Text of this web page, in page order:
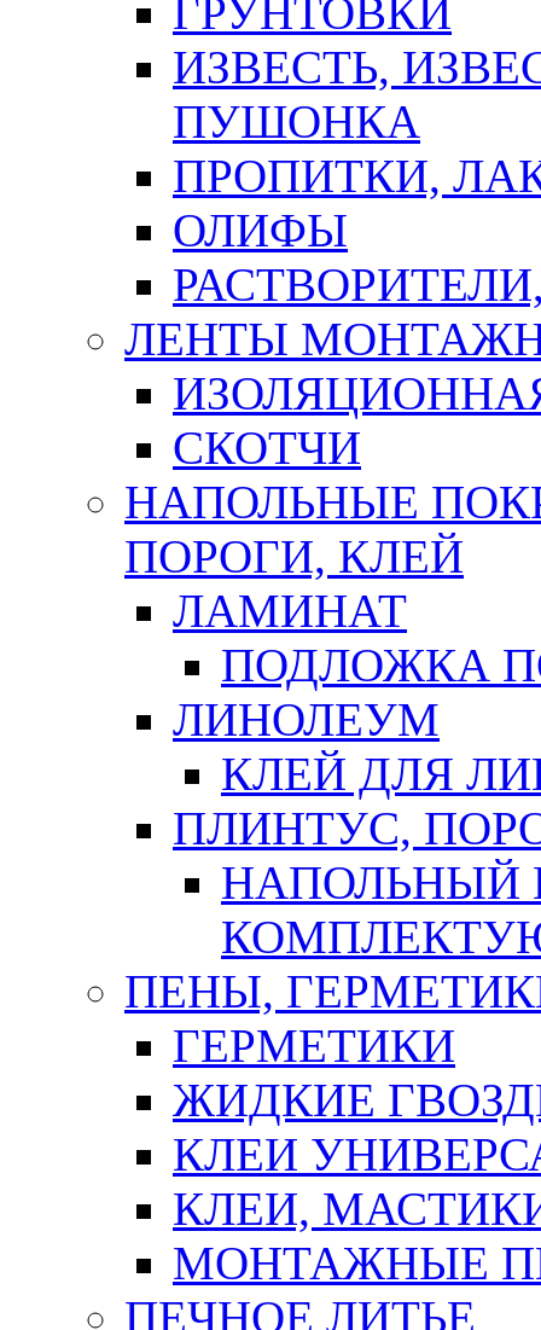
ГРУНТОВКИ
ИЗВЕСТЬ,
ПУШОНКА
ПРОПИТКИ,
ОЛИФЫ
ЛЕНТЫ
СКОТЧИ
НАПОЛЬНЫЕ
ПОРОГИ, КЛЕЙ
ЛАМИНАТ
ПОДЛОЖКА
ЛИНОЛЕУМ
КЛЕЙ ДЛЯ
ПЛИНТУС,
НАПОЛЬНЫЙ
ПЕНЫ,
ГЕРМЕТИКИ
ЖИДКИЕ
КЛЕИ
КЛЕИ,
МОНТАЖНЫЕ
ПЕЧНОЕ ЛИТЬЕ